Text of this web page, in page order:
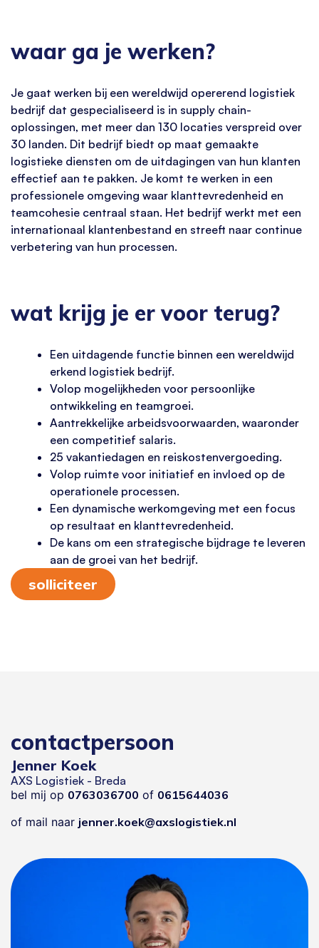
waar ga je werken?
Je gaat werken bij een wereldwijd opererend logistiek
bedrijf dat gespecialiseerd is in supply chain-
oplossingen, met meer dan 130 locaties verspreid over
30 landen. Dit bedrijf biedt op maat gemaakte
logistieke diensten om de uitdagingen van hun klanten
effectief aan te pakken. Je komt te werken in een
professionele omgeving waar klanttevredenheid en
teamcohesie centraal staan. Het bedrijf werkt met een
internationaal klantenbestand en streeft naar continue
verbetering van hun processen.
wat krijg je er voor terug?
Een uitdagende functie binnen een wereldwijd
erkend logistiek bedrijf.
Volop mogelijkheden voor persoonlijke
ontwikkeling en teamgroei.
Aantrekkelijke arbeidsvoorwaarden, waaronder
een competitief salaris.
25 vakantiedagen en reiskostenvergoeding.
Volop ruimte voor initiatief en invloed op de
operationele processen.
Een dynamische werkomgeving met een focus
op resultaat en klanttevredenheid.
De kans om een strategische bijdrage te leveren
aan de groei van het bedrijf.
solliciteer
contactpersoon
Jenner Koek
AXS Logistiek - Breda
bel mij op 0763036700 of 0615644036
of mail naar jenner.koek@axslogistiek.nl